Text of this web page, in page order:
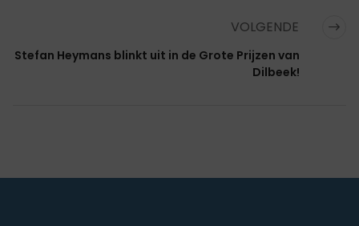
VOLGENDE
Stefan Heymans blinkt uit in de Grote Prijzen van
Dilbeek!